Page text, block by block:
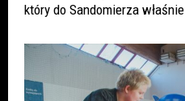
który do Sandomierza